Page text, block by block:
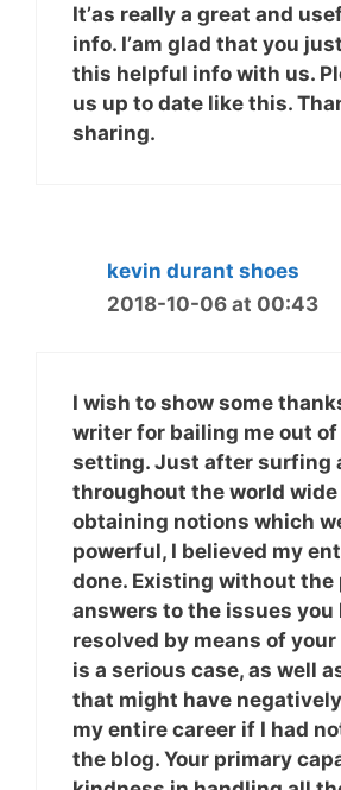
It’аs really a great and
info. I’аm glad that you
this helpful info with us.
us up to date like this.
sharing.
kevin durant shoes
2018-10-06 at 00:43
I wish to show some
writer for bailing me out of
setting. Just after surfing
throughout the world wide
obtaining notions which
powerful, I believed my
done. Existing without the
answers to the issues you
resolved by means of
is a serious case, as well
that might have
my entire career if I had
the blog. Your primary